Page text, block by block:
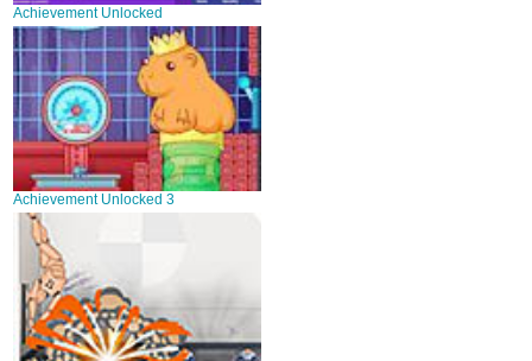
Achievement Unlocked
Achievement Unlocked 3